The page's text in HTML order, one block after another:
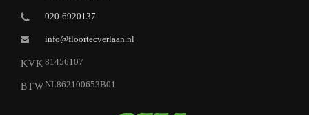
020-6920137
info@floortecverlaan.nl
KVK 81456107
BTWNL862100653B01